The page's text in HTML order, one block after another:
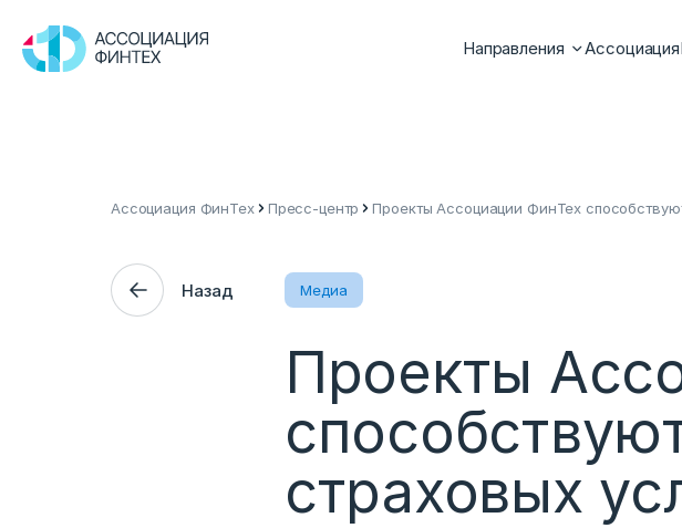
Направления Ассоциация
Ассоциация ФинТех Пресс-центр Проекты Ассоциации ФинТех
Назад Медиа
Проекты
страховых